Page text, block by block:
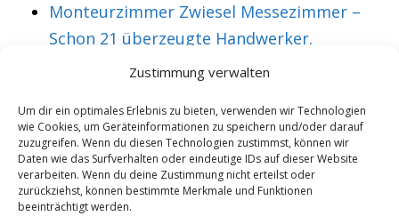
Zustimmung verwalten
Um dir ein optimales Erlebnis zu bieten, verwenden wir Technologien
wie Cookies, um Geräteinformationen zu speichern und/oder darauf
zuzugreifen. Wenn du diesen Technologien zustimmst, können wir
Daten wie das Surfverhalten oder eindeutige IDs auf dieser Website
verarbeiten. Wenn du deine Zustimmung nicht erteilst oder
zurückziehst, können bestimmte Merkmale und Funktionen
beeinträchtigt werden.
Monteurzimmer Zwiesel Messezimmer –
Schon 21 überzeugte Handwerker.
Monteurzimmer Zwickau Messezimmer –
VORHERIGER ARTIKEL
Monteurzimmer
Lahr steht für
NÄCHSTER ARTIKEL
Monteurunterkunft